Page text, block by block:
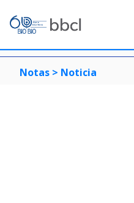
Notas > Noticia